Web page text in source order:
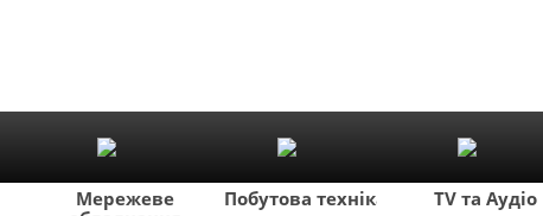
Мережеве
Побутова техніка TV та Аудіо